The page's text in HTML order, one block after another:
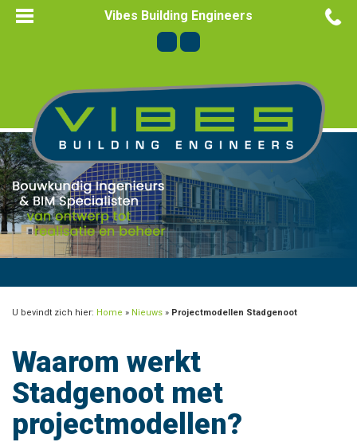
Vibes Building Engineers
U bevindt zich hier: Home » Nieuws » Projectmodellen Stadgenoot
Waarom werkt
Stadgenoot met
projectmodellen?